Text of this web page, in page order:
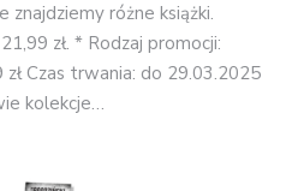
znajdziemy różne książki.
zł. * Rodzaj promocji:
zł Czas trwania: do 29.03.2025
kolekcje…